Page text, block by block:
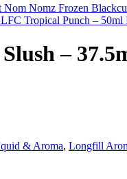
Nom Nomz Frozen
Tropical Punch – 50ml
–
& Aroma, Longfill